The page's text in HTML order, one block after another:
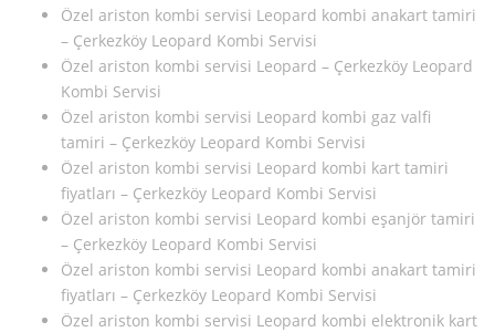
Özel ariston kombi servisi Leopard kombi anakart tamiri
– Çerkezköy Leopard Kombi Servisi
Özel ariston kombi servisi Leopard – Çerkezköy Leopard
Kombi Servisi
Özel ariston kombi servisi Leopard kombi gaz valfi
tamiri – Çerkezköy Leopard Kombi Servisi
Özel ariston kombi servisi Leopard kombi kart tamiri
fiyatları – Çerkezköy Leopard Kombi Servisi
Özel ariston kombi servisi Leopard kombi eşanjör tamiri
– Çerkezköy Leopard Kombi Servisi
Özel ariston kombi servisi Leopard kombi anakart tamiri
fiyatları – Çerkezköy Leopard Kombi Servisi
Özel ariston kombi servisi Leopard kombi elektronik kart